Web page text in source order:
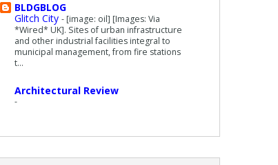
BLDGBLOG
Glitch City - [image: oil] [Images: Via
*Wired* UK]. Sites of urban infrastructure
and other industrial facilities integral to
municipal management, from fire stations
t...
Architectural Review
-